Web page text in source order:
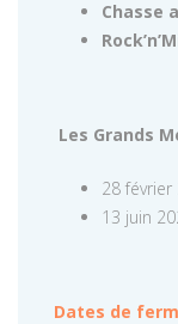
Chasse
Les Grands
28 février
13 juin
Dates de